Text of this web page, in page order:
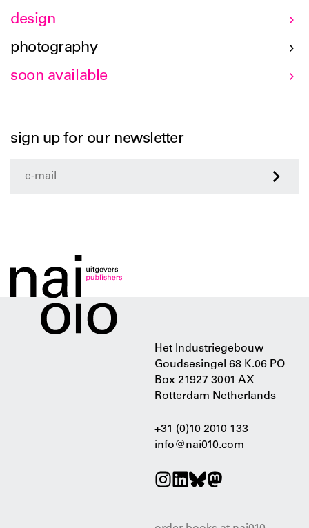
design
photography
soon available
sign up for our newsletter
Het Industriegebouw
Goudsesingel 68 K.06 PO
Box 21927 3001 AX
Rotterdam Netherlands
+31 (0)10 2010 133
info@nai010.com